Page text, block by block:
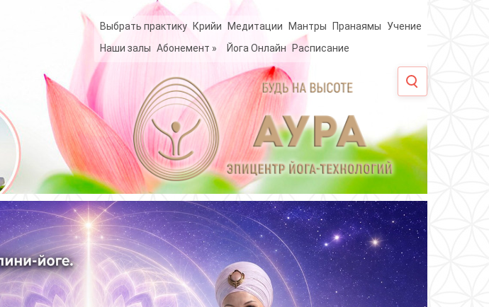
Выбрать практику Крийи Медитации Мантры Пранаямы
Учение
Наши залы Абонемент » Йога Онлайн Расписание